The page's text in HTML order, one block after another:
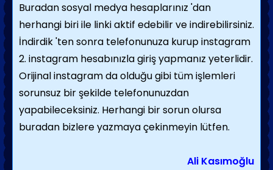
Buradan sosyal medya hesaplarınız 'dan
herhangi biri ile linki aktif edebilir ve indirebilirsiniz.
İndirdik 'ten sonra telefonunuza kurup instagram
2. instagram hesabınızla giriş yapmanız yeterlidir.
Orijinal instagram da olduğu gibi tüm işlemleri
sorunsuz bir şekilde telefonunuzdan
yapabileceksiniz. Herhangi bir sorun olursa
buradan bizlere yazmaya çekinmeyin lütfen.
Ali Kasımoğlu